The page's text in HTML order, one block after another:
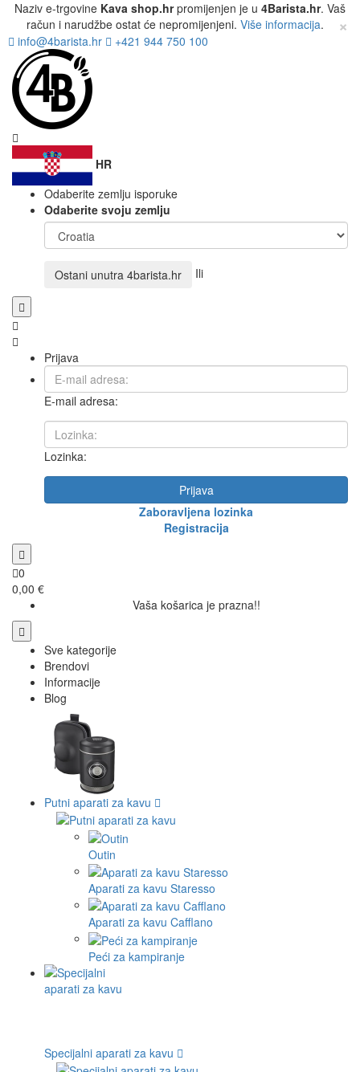
Naziv e-trgovine Kava shop.hrpromijenjen je u 4Barista.hr. Vaš
račun i narudžbe ostat će nepromijenjeni. Više informacija. ×
info@4barista.hr +421 944 750 100
HR
Odaberite zemlju isporuke
Odaberite svoju zemlju
Ostani unutra 4barista.hr Ili
Prijava
E-mail adresa:
Lozinka:
Prijava
Zaboravljena lozinka
Registracija
0
0,00 €
Vaša košarica je prazna!!
Sve kategorije
Brendovi
Informacije
Blog
Putni aparati za kavu
Outin
Aparati za kavu Staresso
Aparati za kavu Cafflano
Peći za kampiranje
Specijalni aparati za kavu